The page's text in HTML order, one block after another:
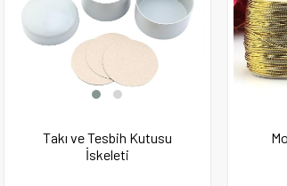
Takı ve Tesbih Kutusu
İskeleti